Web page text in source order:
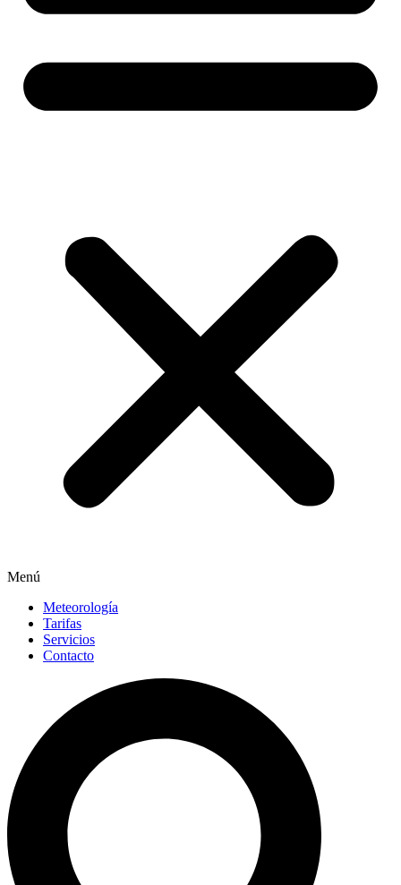
Menú
Meteorología
Tarifas
Servicios
Contacto